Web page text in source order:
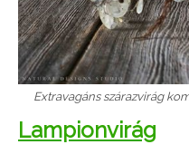
Extravagáns szárazvirág
Lampionvirág